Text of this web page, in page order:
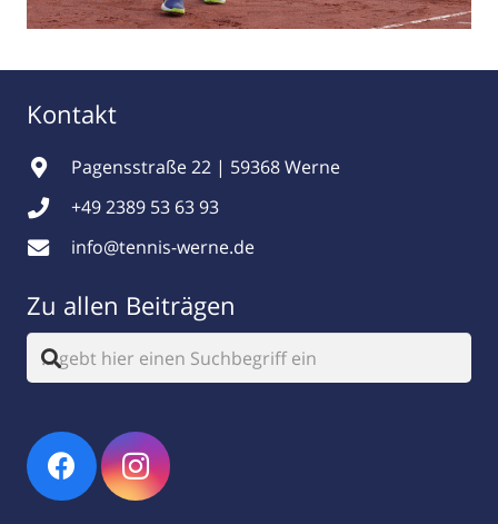
Kontakt
Pagensstraße 22 | 59368 Werne
+49 2389 53 63 93
info@tennis-werne.de
Zu allen Beiträgen